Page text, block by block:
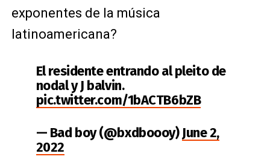
exponentes de la música
latinoamericana?
El residente entrando al pleito de
nodal y J balvin.
pic.twitter.com/1bACTB6bZB
— Bad boy (@bxdboooy)June 2,
2022